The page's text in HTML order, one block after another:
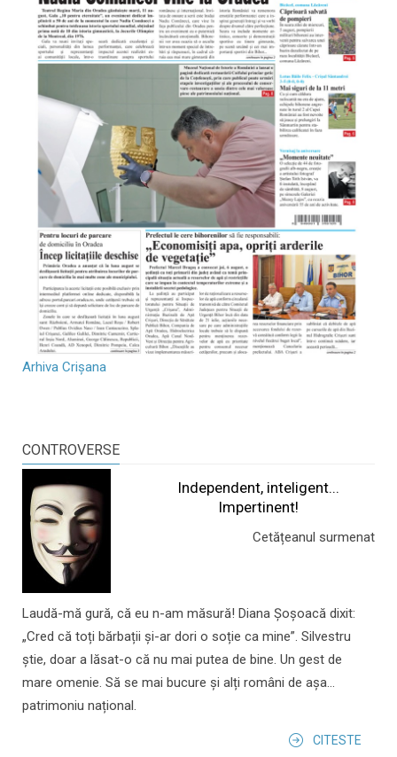
Arhiva Crișana
CONTROVERSE
Independent, inteligent...
Impertinent!
Cetățeanul surmenat
Laudă-mă gură, că eu n-am măsură! Diana Șoșoacă dixit:
„Cred că toți bărbații și-ar dori o soție ca mine”. Silvestru
știe, doar a lăsat-o că nu mai putea de bine. Un gest de
mare omenie. Să se mai bucure și alți români de așa...
patrimoniu național.
CITESTE